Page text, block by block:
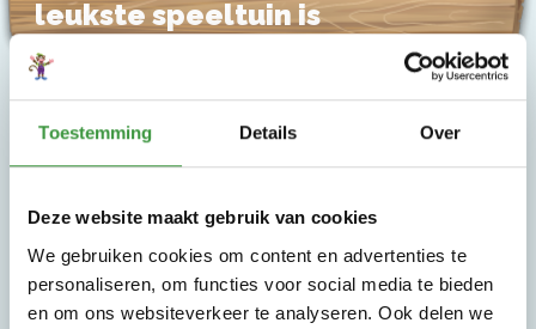
Toestemming Details Over
Deze website maakt gebruik van cookies
We gebruiken cookies om content en advertenties te
personaliseren, om functies voor social media te bieden
en om ons websiteverkeer te analyseren. Ook delen we
leukste speeltuin is